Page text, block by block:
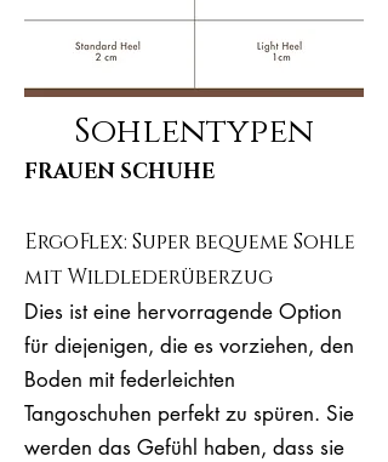
Sohlentypen
FRAUEN SCHUHE
ErgoFlex: Super bequeme Sohle
mit Wildlederüberzug
Dies ist eine hervorragende Option
für diejenigen, die es vorziehen, den
Boden mit federleichten
Tangoschuhen perfekt zu spüren. Sie
werden das Gefühl haben, dass sie